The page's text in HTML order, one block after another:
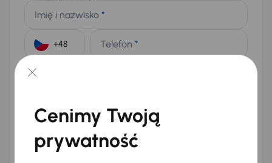
Imię i nazwisko *
Telefon *
E-mail
Na numer telefonu (opcjonalnie)
Wyślij zapytanie
Cenimy Twoją
prywatność